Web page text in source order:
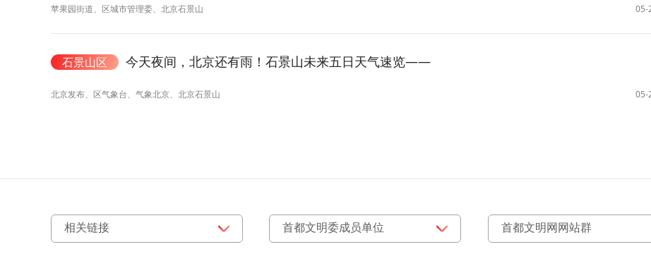
苹果园街道、区城市管理委、北京石景山 05-
石景山区 今天夜间，北京还有雨！石景山未来五日天气速览——
北京发布、区气象台、气象北京、北京石景山 05-